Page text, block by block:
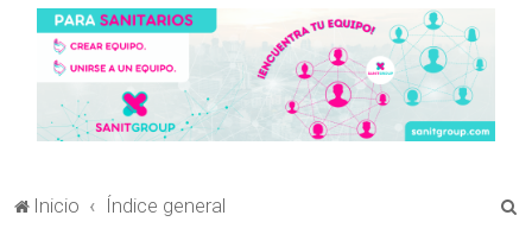
Inicio Índice general